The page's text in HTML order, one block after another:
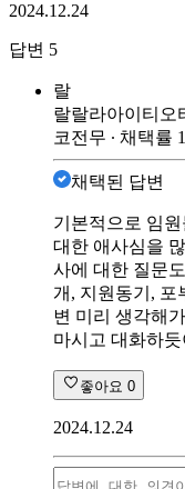
2024.12.24
답변 5
랄
랄랄라아이티 오
코전무 ∙ 채택률
채택된 답변
기본적으로 임
대한 애사심을
사에 대한 질문
개, 지원동기, 포
변 미리 생각해
마시고 대화하
좋아요 0
2024.12.24